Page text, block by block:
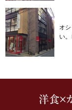
オ
い